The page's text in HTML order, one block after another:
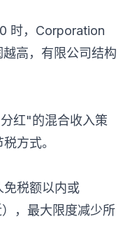
时，Corporation
高，有限公司结构
红"的混合收入策
方式。
免税额以内或
，最大限度减少所